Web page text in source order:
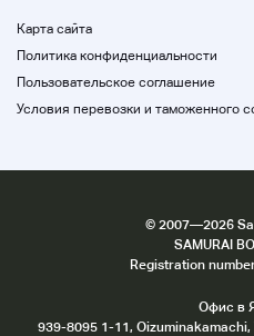
Чистые царапины и
C C
s и грязь
D
Карта сайта
Политика конфиденциальности
Пользовательское соглашение
Условия перевозки и таможенного
© 2007—2026
SAMURAI
Registration
Офис в
939-8095 1-11,